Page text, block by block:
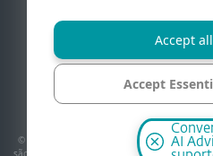
Política de
© 1992–2026 ESET, spol. s r.o. – Todos os
são marcas registradas da ESET, spol. s r.o.
AI
Accept
Accept